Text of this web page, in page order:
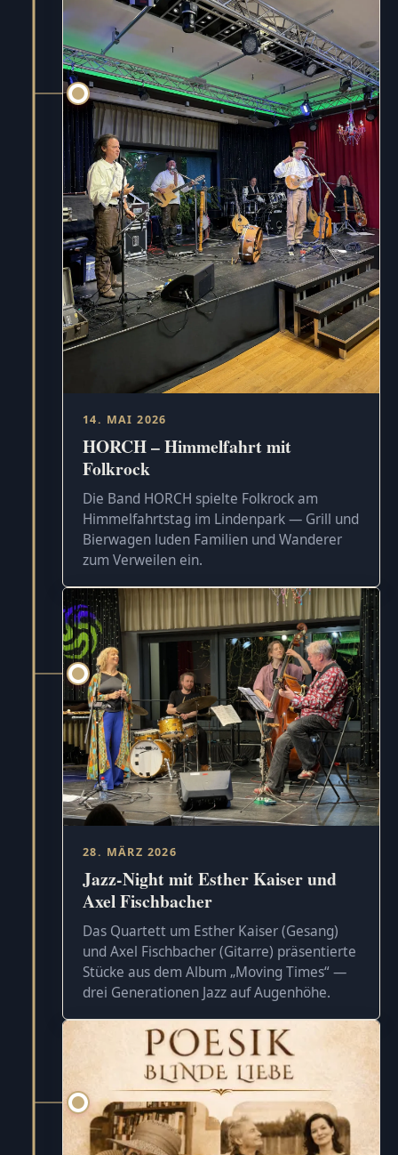
14. MAI 2026
HORCH – Himmelfahrt mit
Folkrock
Die Band HORCH spielte Folkrock am
Himmelfahrtstag im Lindenpark — Grill und
Bierwagen luden Familien und Wanderer
zum Verweilen ein.
28. MÄRZ 2026
Jazz-Night mit Esther Kaiser und
Axel Fischbacher
Das Quartett um Esther Kaiser (Gesang)
und Axel Fischbacher (Gitarre) präsentierte
Stücke aus dem Album „Moving Times“ —
drei Generationen Jazz auf Augenhöhe.